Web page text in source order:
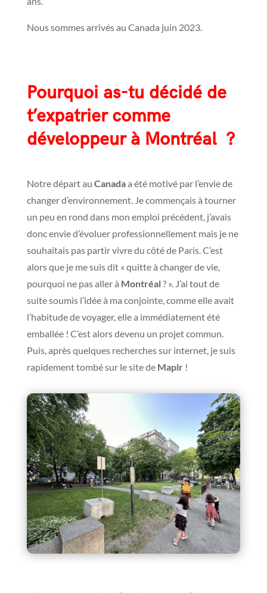
Nous sommes arrivés au Canada juin 2023.
Pourquoi as-tu décidé de
t’expatrier comme
développeur à Montréal ?
Notre départ au Canadaa été motivé par l’envie de
changer d’environnement. Je commençais à tourner
un peu en rond dans mon emploi précédent, j’avais
donc envie d’évoluer professionnellement mais je ne
souhaitais pas partir vivre du côté de Paris. C’est
alors que je me suis dit « quitte à changer de vie,
pourquoi ne pas aller à Montréal? ». J’ai tout de
suite soumis l’idée à ma conjointe, comme elle avait
l’habitude de voyager, elle a immédiatement été
emballée ! C’est alors devenu un projet commun.
Puis, après quelques recherches sur internet, je suis
rapidement tombé sur le site de Maplr!